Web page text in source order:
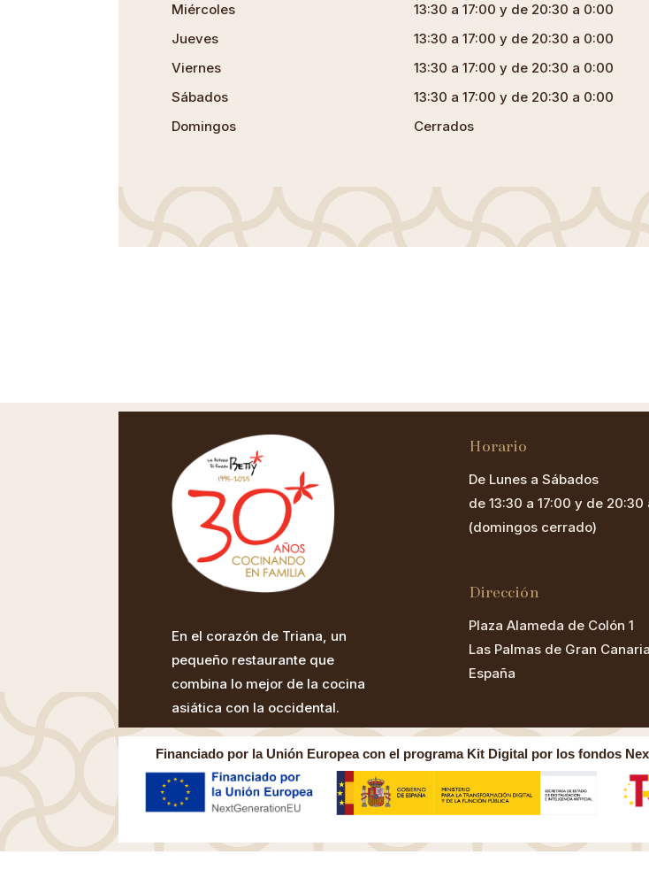
Miércoles
13:30 a 17:00 y de 20:30 a 0:00
Jueves
13:30 a 17:00 y de 20:30 a 0:00
Viernes
13:30 a 17:00 y de 20:30 a 0:00
Sábados
13:30 a 17:00 y de 20:30 a 0:00
Domingos
Cerrados
En el corazón de Triana, un
pequeño restaurante que
combina lo mejor de la cocina
asiática con la occidental.
Horario
De Lunes a Sábados
de 13:30 a 17:00 y de 20:30
(domingos cerrado)
Dirección
Plaza Alameda de Colón 1
Las Palmas de Gran Canaria
España
Financiado por la Unión Europea con el programa Kit Digital por los fondos